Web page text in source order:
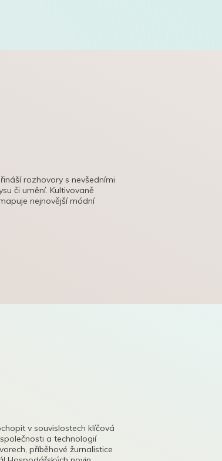
rozhovory s nevšedními
či umění. Kultivovaně
nejnovější módní
v souvislostech klíčová
a technologií
příběhové žurnalistice